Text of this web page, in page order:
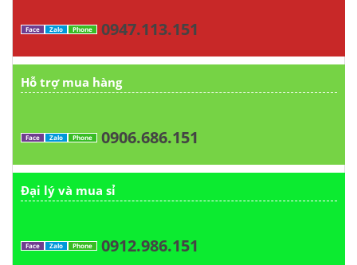
Face Zalo Phone 0947.113.151
Hỗ trợ mua hàng
Face Zalo Phone 0906.686.151
Đại lý và mua sỉ
Face Zalo Phone 0912.986.151